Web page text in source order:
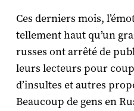
Ces derniers mois,
tellement haut qu’un
russes ont arrêté de
leurs lecteurs pour
d’insultes et autres
Beaucoup de gens en